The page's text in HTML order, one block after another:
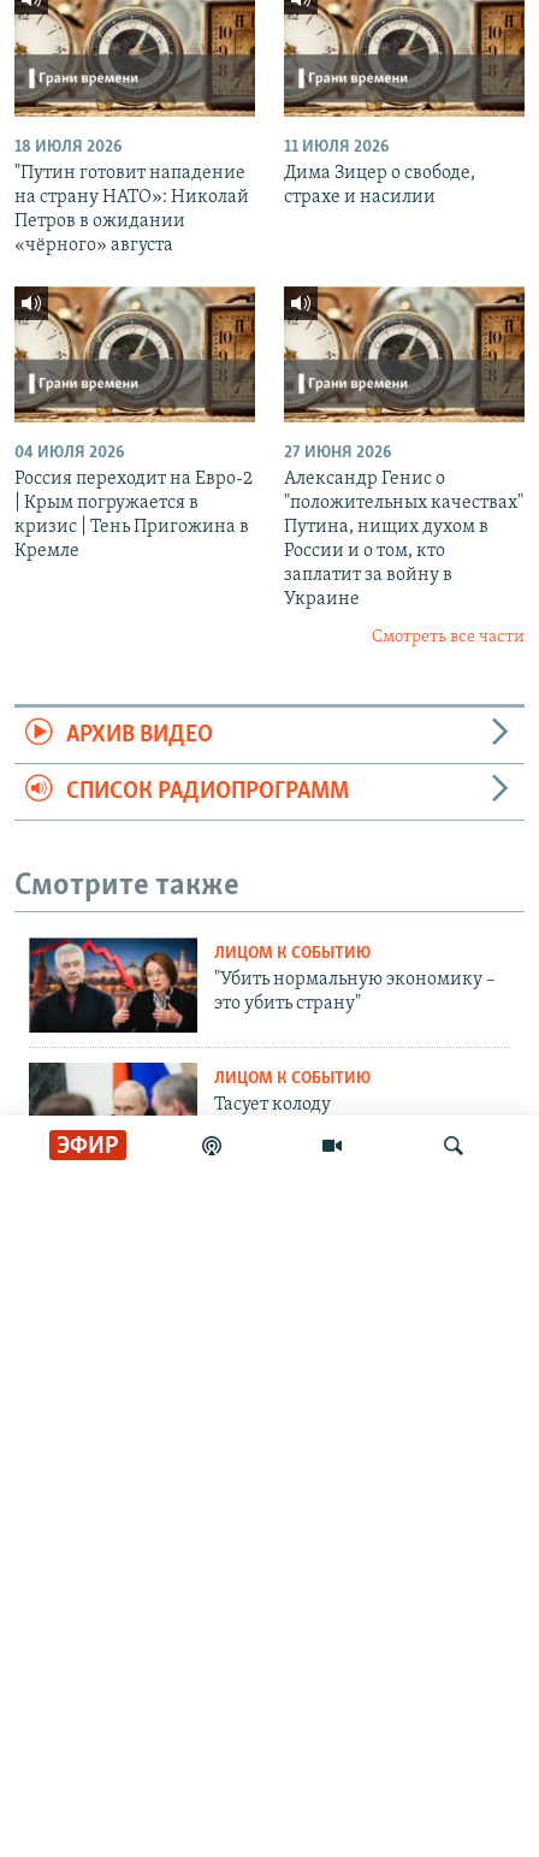
ЭФИР
18 ИЮЛЯ 2026
"Путин готовит нападение
на страну НАТО»: Николай
Петров в ожидании
«чёрного» августа
11 ИЮЛЯ 2026
Дима Зицер о свободе,
страхе и насилии
04 ИЮЛЯ 2026
Россия переходит на Евро-2
| Крым погружается в
кризис | Тень Пригожина в
Кремле
27 ИЮНЯ 2026
Александр Генис о
"положительных качествах"
Путина, нищих духом в
России и о том, кто
заплатит за войну в
Украине
Смотреть все части
АРХИВ ВИДЕО
СПИСОК РАДИОПРОГРАММ
Смотрите также
ЛИЦОМ К СОБЫТИЮ
"Убить нормальную экономику –
это убить страну"
ЛИЦОМ К СОБЫТИЮ
Тасует колоду